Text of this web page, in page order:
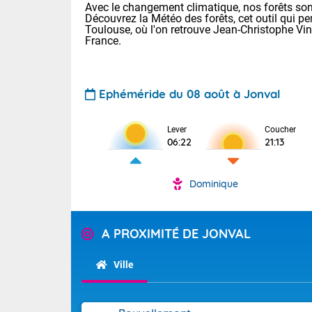
Pour la
Tendance
Avec le changement climatique, nos forêts
Découvrez la Météo des forêts, cet outil qui
Toulouse, où l'on retrouve Jean-Christophe
France.
Ephéméride du 08 août à Jonval
Lever
06:22
Coucher
21:13
Dominique
A PROXIMITÉ DE JONVAL
Ville
Voici les
31 Lyon : 35
: 32 Nancy :
Corse.
Les orages